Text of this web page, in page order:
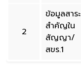
2
ข้อมูลสาระ
สำคัญใน
สัญญา/
สขร.1